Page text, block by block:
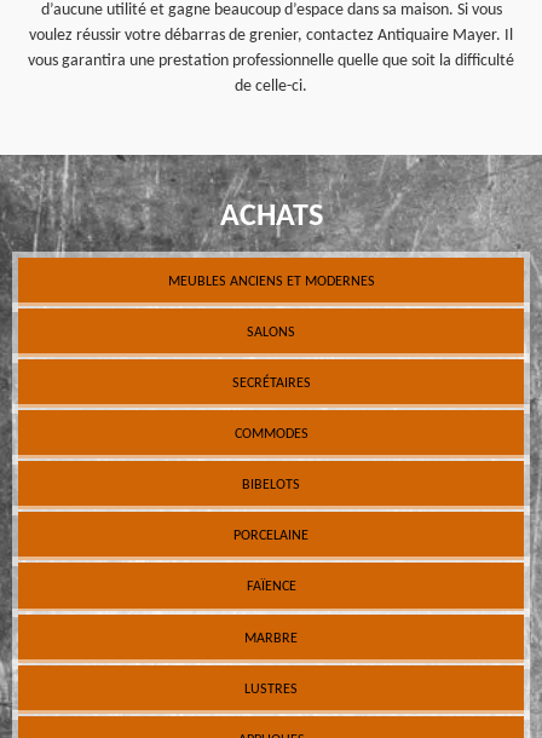
d’aucune utilité et gagne beaucoup d’espace dans sa maison. Si vous
voulez réussir votre débarras de grenier, contactez Antiquaire Mayer. Il
vous garantira une prestation professionnelle quelle que soit la difficulté
de celle-ci.
ACHATS
MEUBLES ANCIENS ET MODERNES
SALONS
SECRÉTAIRES
COMMODES
BIBELOTS
PORCELAINE
FAÏENCE
MARBRE
LUSTRES